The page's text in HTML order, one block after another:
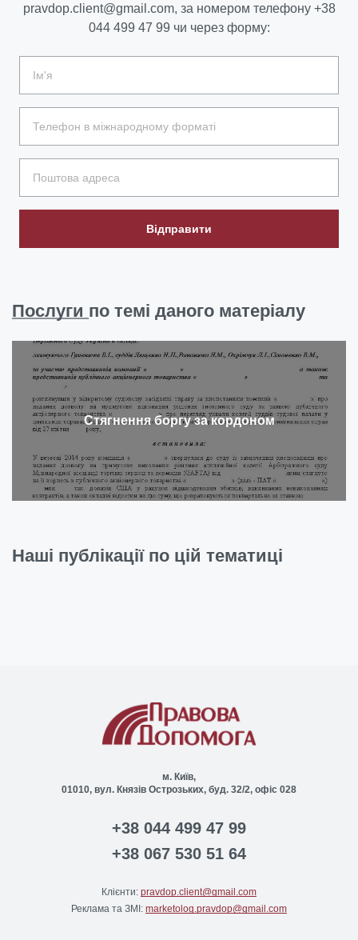
pravdop.client@gmail.com, за номером телефону +38
044 499 47 99 чи через форму:
Відправити
Послуги по темі даного матеріалу
Стягнення боргу за кордоном
Наші публікації по цій тематиці
м. Київ,
01010, вул. Князів Острозьких, буд. 32/2, офіс 028
+38 044 499 47 99
+38 067 530 51 64
Клієнти: pravdop.client@gmail.com
Реклама та ЗМІ: marketolog.pravdop@gmail.com